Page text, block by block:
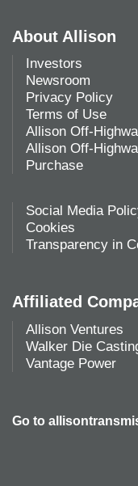
About Allison
Investors
Newsroom
Privacy Policy
Terms of Use
Allison Off-
Allison Off-
Purchase
Social Media
Cookies
Transparency in
Affiliated
Allison Ventures
Walker Die
Vantage Power
Go to